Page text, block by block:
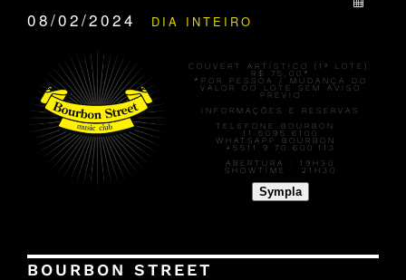
08/02/2024 DIA INTEIRO
COUVERT ARTÍSTICO (1º LOTE):
R$ 75,00*
*POR PESSOA / MUDANÇA DO
VALOR DO LOTE SEM AVISO
PRÉVIO
INFORMAÇÕES E RESERVAS
TELEFONE BOURBON :
11.5095.6100
WHATSAPP BOURBON :
+5511.9.70.600.113
ABERTURA :
19H30
SHOWTIME :
21H30
Sympla
BOURBON STREET